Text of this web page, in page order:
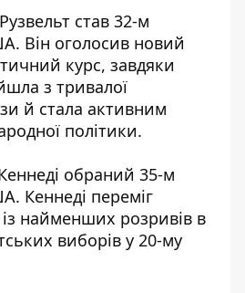
став 32-м
Він оголосив новий
курс, завдяки
з тривалої
й стала активним
політики.
обраний 35-м
Кеннеді переміг
найменших розривів в
виборів у 20-му